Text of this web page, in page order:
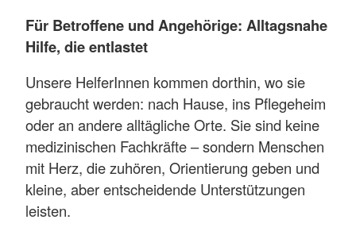
Für Betroffene und Angehörige: Alltagsnahe
Hilfe, die entlastet
Unsere HelferInnen kommen dorthin, wo sie
gebraucht werden: nach Hause, ins Pflegeheim
oder an andere alltägliche Orte. Sie sind keine
medizinischen Fachkräfte – sondern Menschen
mit Herz, die zuhören, Orientierung geben und
kleine, aber entscheidende Unterstützungen
leisten.